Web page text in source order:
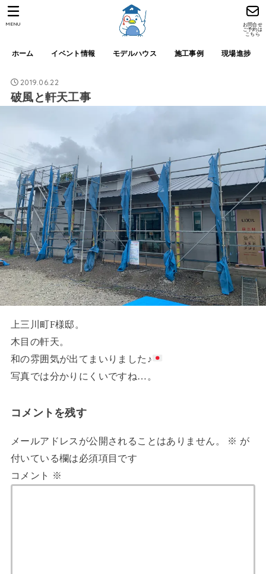
ホーム イベント情報 モデルハウス 施工事例 現場進捗
お問合せ
ご予約は
こちら
MENU
2019.06.22
破風と軒天工事
上三川町F様邸。
木目の軒天。
和の雰囲気が出てまいりました♪
写真では分かりにくいですね…。
コメントを残す
メールアドレスが公開されることはありません。 ※ が
付いている欄は必須項目です
コメント
※